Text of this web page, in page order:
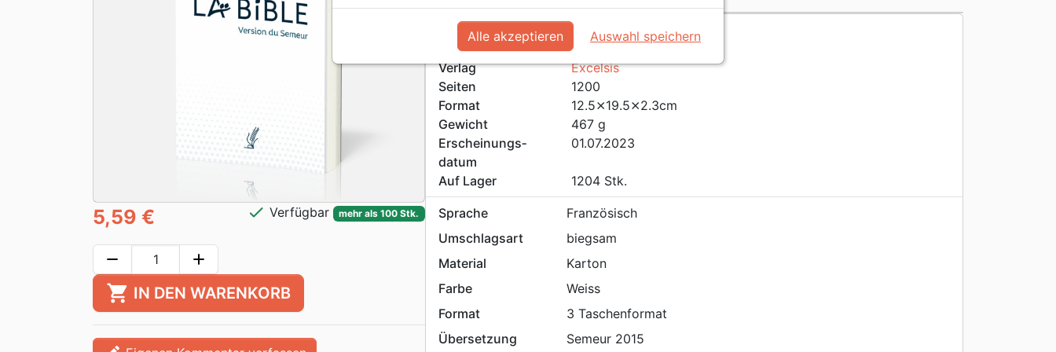
Artikel-Nr.
SEM0510
EAN / ISBN
9782755005103
Verlag
Excelsis
Seiten
1200
Format
12.5⨯19.5⨯2.3cm
Gewicht
467 g
Erschei­nungs­
datum
01.07.2023
Auf Lager 1204 Stk.
Sprache
Französisch
Umschlagsart
biegsam
Material
Karton
Farbe
Weiss
Format
3 Taschenformat
Übersetzung
Semeur 2015
5,59 € check Verfügbar mehr als 100 Stk.
remove add
shopping_cart IN DEN WARENKORB
Alle akzeptieren Auswahl speichern